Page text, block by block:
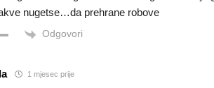
nugetse…da prehrane robove
Odgovori
1 mjesec prije